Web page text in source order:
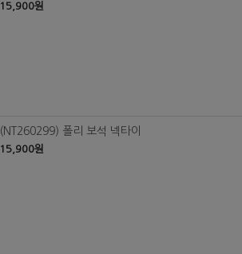
15,900원
(NT260299) 폴리 보석 넥타이
15,900원